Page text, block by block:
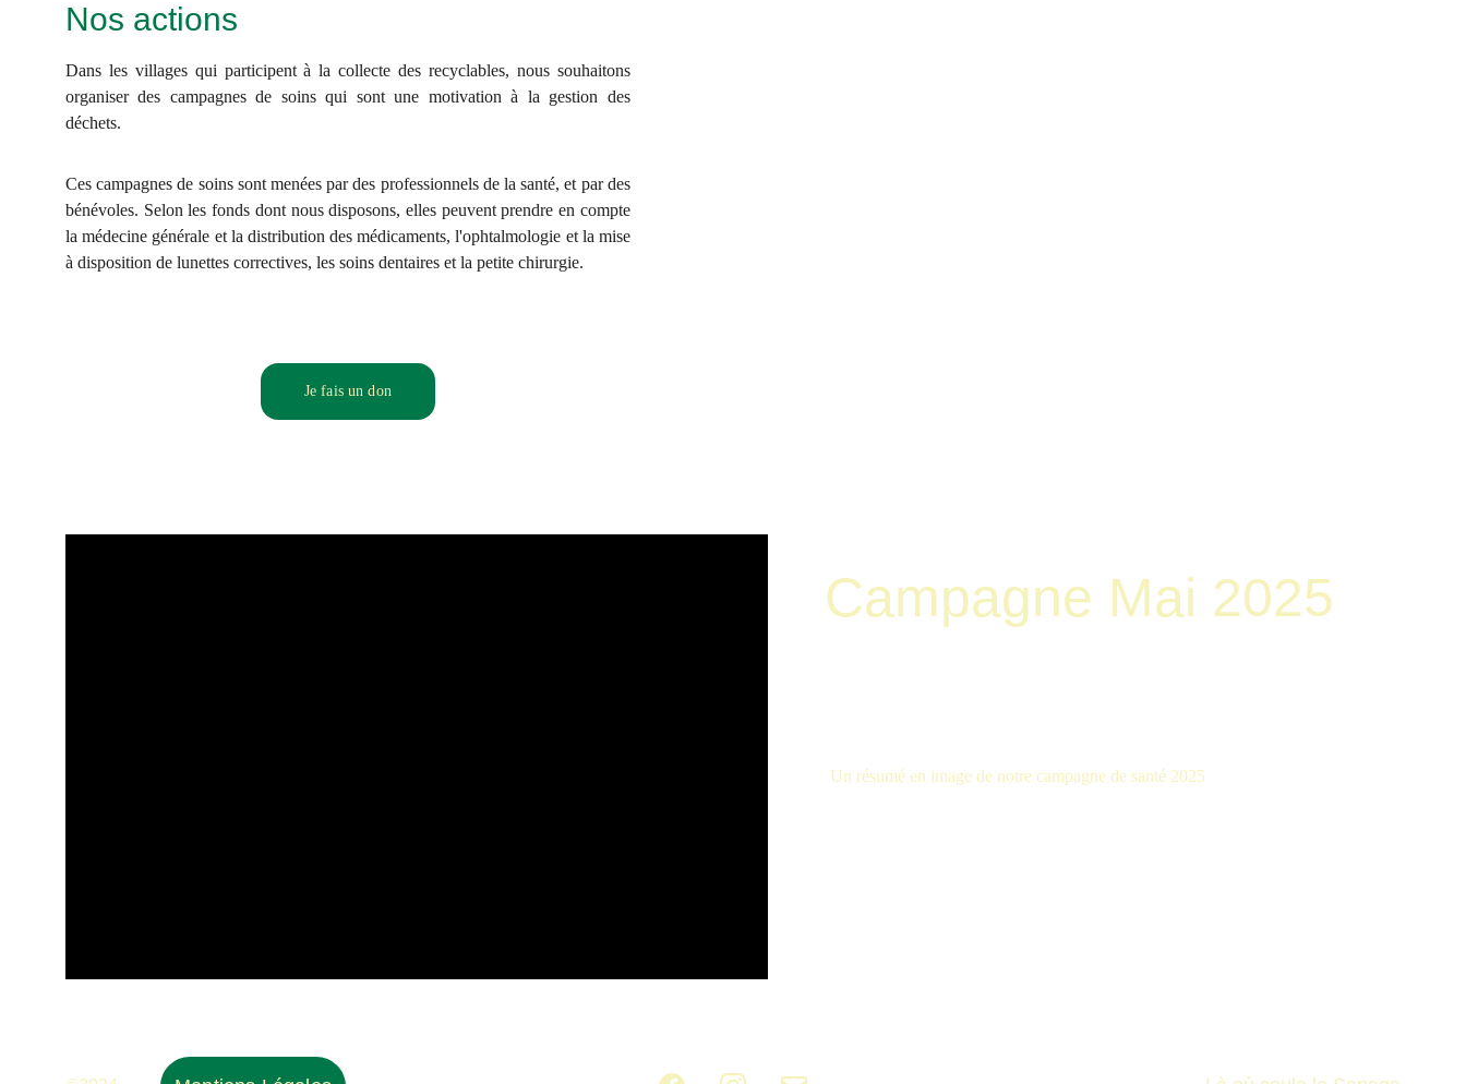
Nos actions
Dans les villages qui participent à la collecte des recyclables, nous souhaitons
organiser des campagnes de soins qui sont une motivation à la gestion des
déchets.
Ces campagnes de soins sont menées par des professionnels de la santé, et par des
bénévoles. Selon les fonds dont nous disposons, elles peuvent prendre en compte
la médecine générale et la distribution des médicaments, l'ophtalmologie et la mise
à disposition de lunettes correctives, les soins dentaires et la petite chirurgie.
Je fais un don
Campagne Mai 2025
Un résumé en image de notre campagne de santé 2025